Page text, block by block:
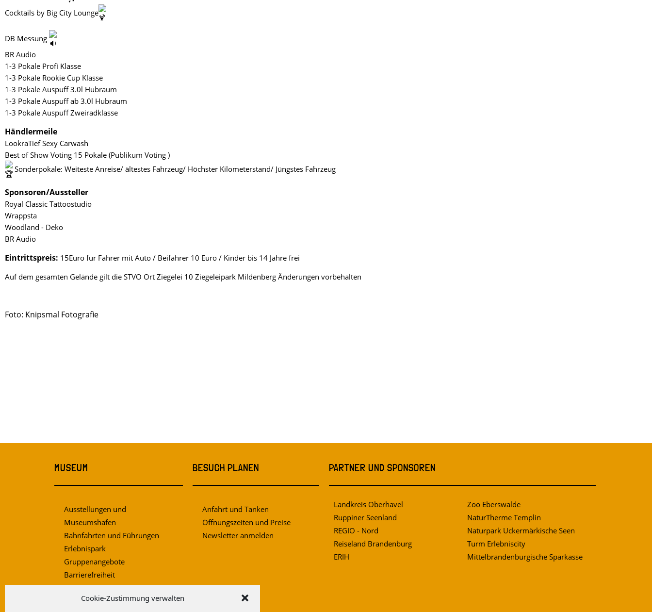
Cookie-Zustimmung verwalten
Cocktails by Big City Lounge
DB Messung
BR Audio
1-3 Pokale Profi Klasse
1-3 Pokale Rookie Cup Klasse
1-3 Pokale Auspuff 3.0l Hubraum
1-3 Pokale Auspuff ab 3.0l Hubraum
1-3 Pokale Auspuff Zweiradklasse
Händlermeile
LookraTief Sexy Carwash
Best of Show Voting 15 Pokale (Publikum Voting )
Sonderpokale: Weiteste Anreise/ ältestes Fahrzeug/ Höchster Kilometerstand/ Jüngstes Fahrzeug
Sponsoren/Aussteller
Royal Classic Tattoostudio
Wrappsta
Woodland - Deko
BR Audio
Eintrittspreis: 15Euro für Fahrer mit Auto / Beifahrer 10 Euro / Kinder bis 14 Jahre frei
Auf dem gesamten Gelände gilt die STVO Ort Ziegelei 10 Ziegeleipark Mildenberg Änderungen vorbehalten
Foto: Knipsmal Fotografie
MUSEUM
Ausstellungen und
Museumshafen
Bahnfahrten und Führungen
Erlebnispark
Gruppenangebote
Barrierefreiheit
Impressum
Datenschutz
BESUCH PLANEN
Anfahrt und Tanken
Öffnungszeiten und Preise
Newsletter anmelden
PARTNER UND SPONSOREN
Landkreis Oberhavel
Ruppiner Seenland
REGIO - Nord
Reiseland Brandenburg
ERIH
Zoo Eberswalde
NaturTherme Templin
Naturpark Uckermärkische Seen
Turm Erlebniscity
Mittelbrandenburgische Sparkasse